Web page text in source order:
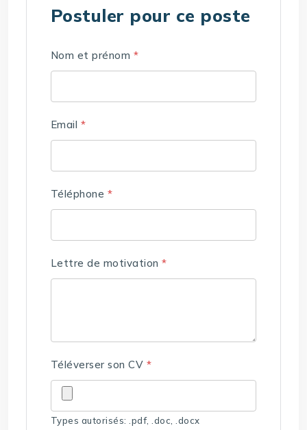
Postuler pour ce poste
Nom et prénom *
Email *
Téléphone *
Lettre de motivation*
Téléverser son CV *
Types autorisés: .pdf, .doc, .docx